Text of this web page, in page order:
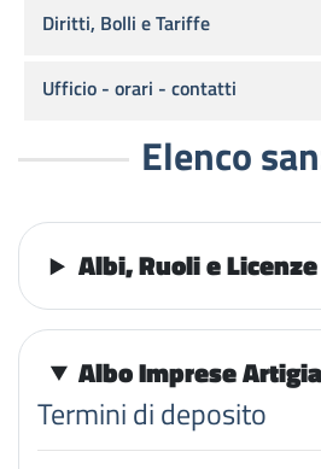
Elenco
Albi, Ruoli e Licenze
Albo Imprese
Termini di deposito
Diritti, Bolli e Tariffe
Ufficio - orari - contatti